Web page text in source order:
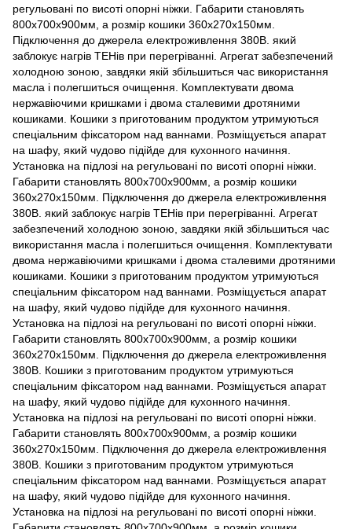
регульовані по висоті опорні ніжки. Габарити становлять
800х700х900мм, а розмір кошики 360х270х150мм.
Підключення до джерела електроживлення 380В. який
заблокує нагрів ТЕНів при перегріванні. Агрегат забезпечений
холодною зоною, завдяки якій збільшиться час використання
масла і полегшиться очищення. Комплектувати двома
нержавіючими кришками і двома сталевими дротяними
кошиками. Кошики з приготованим продуктом утримуються
спеціальним фіксатором над ваннами. Розміщується апарат
на шафу, який чудово підійде для кухонного начиння.
Установка на підлозі на регульовані по висоті опорні ніжки.
Габарити становлять 800х700х900мм, а розмір кошики
360х270х150мм. Підключення до джерела електроживлення
380В. який заблокує нагрів ТЕНів при перегріванні. Агрегат
забезпечений холодною зоною, завдяки якій збільшиться час
використання масла і полегшиться очищення. Комплектувати
двома нержавіючими кришками і двома сталевими дротяними
кошиками. Кошики з приготованим продуктом утримуються
спеціальним фіксатором над ваннами. Розміщується апарат
на шафу, який чудово підійде для кухонного начиння.
Установка на підлозі на регульовані по висоті опорні ніжки.
Габарити становлять 800х700х900мм, а розмір кошики
360х270х150мм. Підключення до джерела електроживлення
380В. Кошики з приготованим продуктом утримуються
спеціальним фіксатором над ваннами. Розміщується апарат
на шафу, який чудово підійде для кухонного начиння.
Установка на підлозі на регульовані по висоті опорні ніжки.
Габарити становлять 800х700х900мм, а розмір кошики
360х270х150мм. Підключення до джерела електроживлення
380В. Кошики з приготованим продуктом утримуються
спеціальним фіксатором над ваннами. Розміщується апарат
на шафу, який чудово підійде для кухонного начиння.
Установка на підлозі на регульовані по висоті опорні ніжки.